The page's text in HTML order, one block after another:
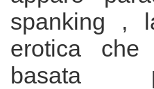
spanking ,
erotica che
basata